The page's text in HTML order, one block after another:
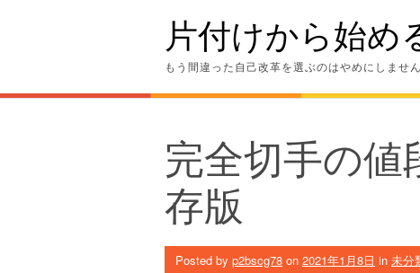
片付けから始め
もう間違った自己改革を選ぶのはやめにしませ
完全切手の
存版
Posted by p2bscg78 on 2021年1月8日 in 未分